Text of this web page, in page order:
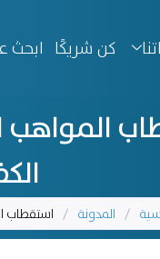
كن شريكًا ابحث
المواهب
/ المدونة / استقطاب